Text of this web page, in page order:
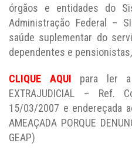
órgãos e entidades do
Administração Federal –
saúde suplementar do
dependentes e
CLIQUE AQUI para ler a
EXTRAJUDICIAL – Ref.
15/03/2007 e endereçada
AMEAÇADA PORQUE
GEAP)